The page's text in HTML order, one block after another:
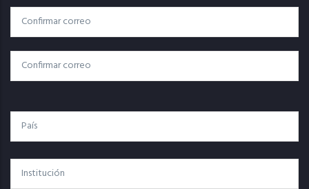
Correo
Electrónico
Correo Electrónico
Confirmar Correo
País
Institución